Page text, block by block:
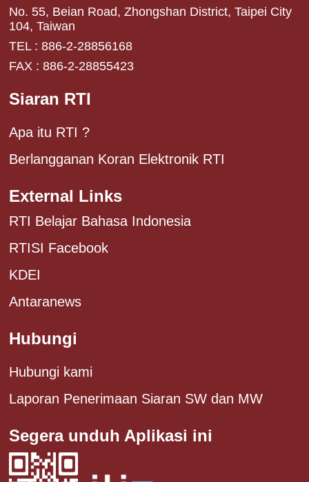
No. 55, Beian Road, Zhongshan District, Taipei City
104, Taiwan
TEL : 886-2-28856168
FAX : 886-2-28855423
Siaran RTI
Apa itu RTI ?
Berlangganan Koran Elektronik RTI
External Links
RTI Belajar Bahasa Indonesia
RTISI Facebook
KDEI
Antaranews
Hubungi
Hubungi kami
Laporan Penerimaan Siaran SW dan MW
Segera unduh Aplikasi ini